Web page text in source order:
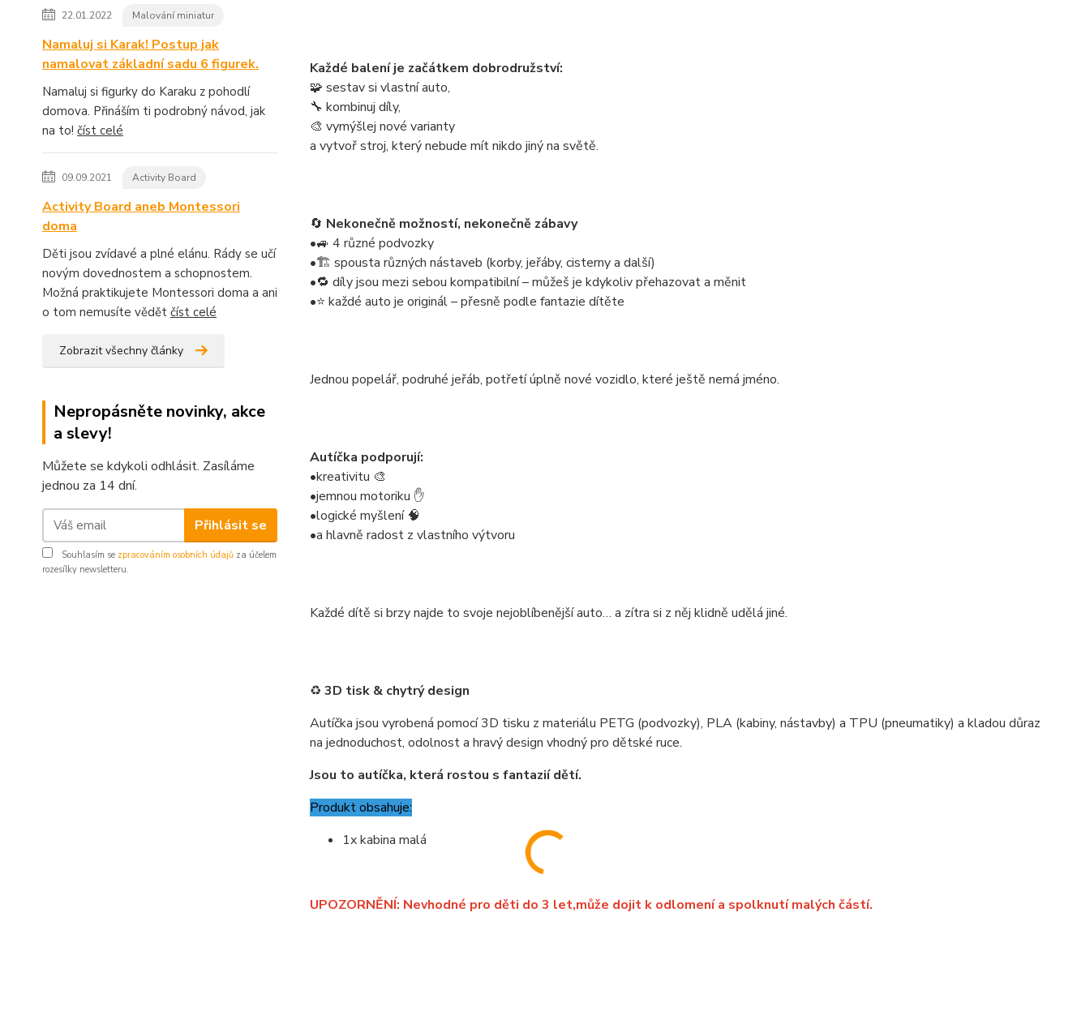
22.01.2022 Malování miniatur
Namaluj si Karak! Postup jak
namalovat základní sadu 6 figurek.
Namaluj si figurky do Karaku z pohodlí
domova. Přináším ti podrobný návod, jak
na to! číst celé
09.09.2021 Activity Board
Activity Board aneb Montessori
doma
Děti jsou zvídavé a plné elánu. Rády se učí
novým dovednostem a schopnostem.
Možná praktikujete Montessori doma a ani
o tom nemusíte vědět číst celé
Zobrazit všechny články
Nepropásněte novinky, akce
a slevy!
Můžete se kdykoli odhlásit. Zasíláme
jednou za 14 dní.
Přihlásit se
Souhlasím se zpracováním osobních údajů za účelem
rozesílky newsletteru.
Každé balení je začátkem dobrodružství:
🧩 sestav si vlastní auto,
🔧 kombinuj díly,
🎨 vymýšlej nové varianty
a vytvoř stroj, který nebude mít nikdo jiný na světě.
🔄 Nekonečně možností, nekonečně zábavy
•🚙 4 různé podvozky
•🏗️ spousta různých nástaveb (korby, jeřáby, cisterny a další)
•🔁 díly jsou mezi sebou kompatibilní – můžeš je kdykoliv přehazovat a měnit
•⭐ každé auto je originál – přesně podle fantazie dítěte
Jednou popelář, podruhé jeřáb, potřetí úplně nové vozidlo, které ještě nemá jméno.
Autíčka podporují:
•kreativitu 🎨
•jemnou motoriku ✋
•logické myšlení 🧠
•a hlavně radost z vlastního výtvoru
Každé dítě si brzy najde to svoje nejoblíbenější auto… a zítra si z něj klidně udělá jiné.
♻️ 3D tisk & chytrý design
Autíčka jsou vyrobená pomocí 3D tisku z materiálu PETG (podvozky), PLA (kabiny, nástavby) a TPU (pneumatiky) a kladou důraz
na jednoduchost, odolnost a hravý design vhodný pro dětské ruce.
Jsou to autíčka, která rostou s fantazií dětí.
Produkt obsahuje:
1x kabina malá
UPOZORNĚNÍ: Nevhodné pro děti do 3 let,může dojit k odlomení a spolknutí malých částí.